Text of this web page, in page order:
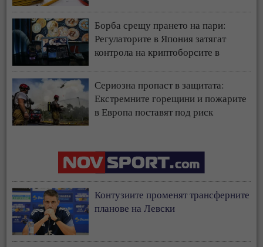
Борба срещу прането на пари:
Регулаторите в Япония затягат
контрола на криптоборсите в
Сериозна пропаст в защитата:
Екстремните горещини и пожарите
в Европа поставят под риск
Контузиите променят трансферните
планове на Левски